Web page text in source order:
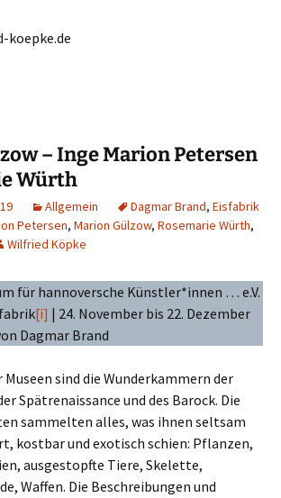
koepke.de
– Inge Marion Petersen
Würth
Allgemein Dagmar Brand, Eisfabrik
Petersen, Marion Gülzow, Rosemarie Würth,
Wilfried Köpke
für hannoversche Künstler*innen … e.V.
[i] | 24. November bis 22. Dezember
Dagmar Brand
sind die Wunderkammern der
Spätrenaissance und des Barock. Die
sammelten alles, was ihnen seltsam
kostbar und exotisch schien: Pflanzen,
ausgestopfte Tiere, Skelette,
Waffen. Die Beschreibungen und